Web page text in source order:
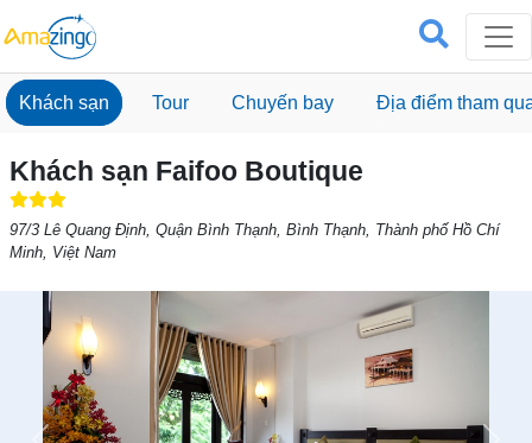
Khách sạn Tour Chuyến bay Địa điểm tham
Khách sạn Faifoo Boutique
97/3 Lê Quang Định, Quận Bình Thạnh, Bình Thạnh, Thành phố Hồ Chí
Minh, Việt Nam